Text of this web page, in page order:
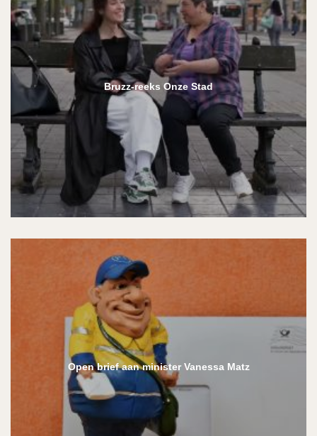
Bruzz-reeks Onze Stad
Open brief aan minister Vanessa Matz